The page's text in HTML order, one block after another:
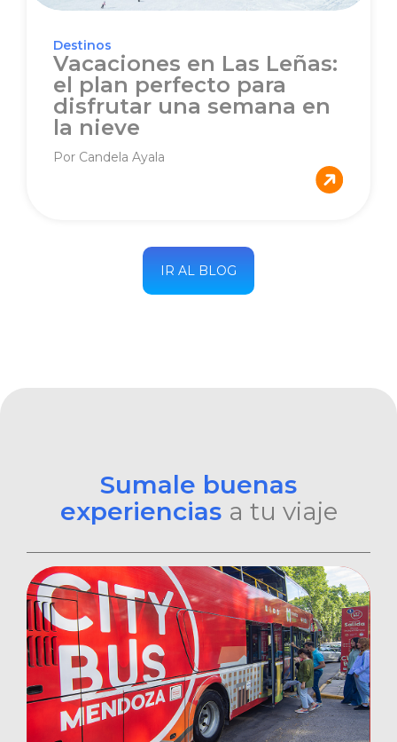
Destinos
Vacaciones en Las Leñas:
el plan perfecto para
disfrutar una semana en
la nieve
Por Candela Ayala
IR AL BLOG
Sumale buenas
experiencias a tu viaje